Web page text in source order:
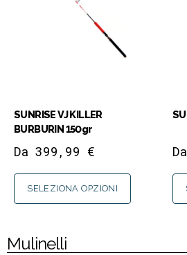
SUNRISE VJ KILLER
BURBURIN 150gr
Da399,99 €
SELEZIONA OPZIONI
Da
Mulinelli